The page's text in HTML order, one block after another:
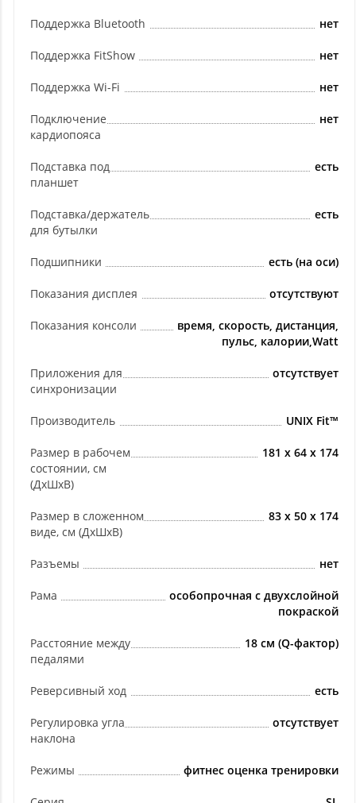
Поддержка Bluetooth нет
Поддержка FitShow нет
Поддержка Wi-Fi нет
Подключение
кардиопояса
нет
Подставка под
планшет
есть
Подставка/держатель
для бутылки
есть
Подшипники есть (на оси)
Показания дисплея отсутствуют
Показания консоли
время, скорость, дистанция,
пульс, калории,Watt
Приложения для
синхронизации
отсутствует
Производитель UNIX Fit™
Размер в рабочем
состоянии, см
(ДхШхВ)
181 x 64 x 174
Размер в сложенном
виде, см (ДхШхВ)
83 x 50 x 174
Разъемы нет
Рама
особопрочная с двухслойной
покраской
Расстояние между
педалями
18 см (Q-фактор)
Реверсивный ход есть
Регулировка угла
наклона
отсутствует
Режимы фитнес оценка тренировки